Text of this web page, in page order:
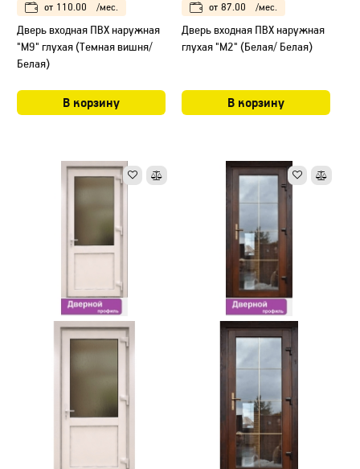
от 110.00 /мес.
Дверь входная ПВХ наружная
"М9" глухая (Темная вишня/
Белая)
В корзину
от 87.00 /мес.
Дверь входная ПВХ наружная
глухая "М2" (Белая/ Белая)
В корзину